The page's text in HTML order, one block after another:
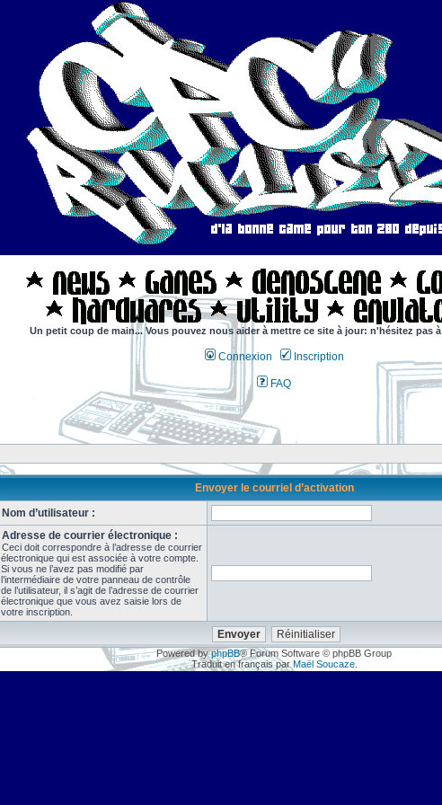
Un petit coup de main... Vous pouvez nous aider à mettre ce site à jour: n'hésitez pas à
Connexion Inscription
FAQ
Envoyer le courriel d’activation
Nom d’utilisateur :
Adresse de courrier électronique :
Ceci doit correspondre à l’adresse de courrier
électronique qui est associée à votre compte.
Si vous ne l’avez pas modifié par
l’intermédiaire de votre panneau de contrôle
de l’utilisateur, il s’agit de l’adresse de courrier
électronique que vous avez saisie lors de
votre inscription.
Powered byphpBB® Forum Software © phpBB Group
Traduit en français par Maël Soucaze.